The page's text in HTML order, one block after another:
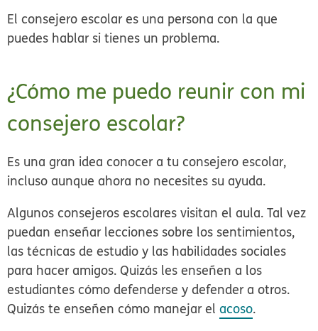
El consejero escolar es una persona con la que
puedes hablar si tienes un problema.
¿Cómo me puedo reunir con mi
consejero escolar?
Es una gran idea conocer a tu consejero escolar,
incluso aunque ahora no necesites su ayuda.
Algunos consejeros escolares visitan el aula. Tal vez
puedan enseñar lecciones sobre los sentimientos,
las técnicas de estudio y las habilidades sociales
para hacer amigos. Quizás les enseñen a los
estudiantes cómo defenderse y defender a otros.
Quizás te enseñen cómo manejar elacoso.